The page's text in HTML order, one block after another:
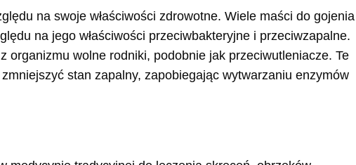
na swoje właściwości zdrowotne. Wiele maści do gojenia
na jego właściwości przeciwbakteryjne i przeciwzapalne.
organizmu wolne rodniki, podobnie jak przeciwutleniacze. Te
stan zapalny, zapobiegając wytwarzaniu enzymów